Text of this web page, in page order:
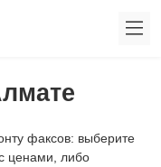
факсов: выберите
ценами, либо